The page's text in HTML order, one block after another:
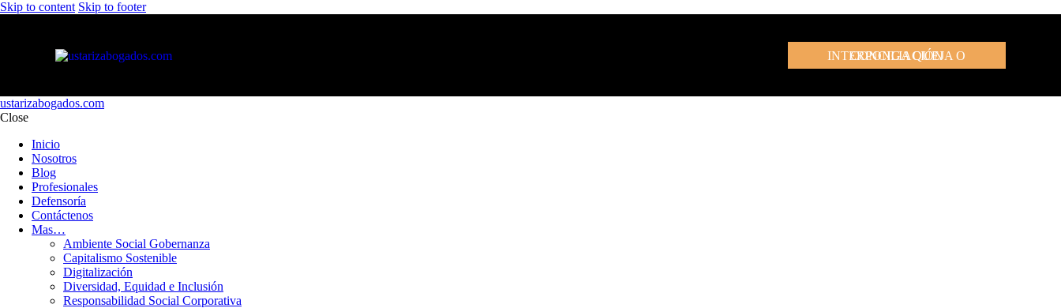
Skip to content Skip to footer
INTERPONGA QUEJA O CONCILIACIÓN
ustarizabogados.com
Close
Inicio
Nosotros
Blog
Profesionales
Defensoría
Contáctenos
Mas…
Ambiente Social Gobernanza
Capitalismo Sostenible
Digitalización
Diversidad, Equidad e Inclusión
Responsabilidad Social Corporativa